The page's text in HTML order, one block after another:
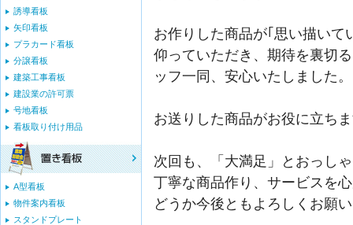
お作りした商品が｢思い描いて
仰っていただき、期待を裏切
ッフ一同、安心いたしました。
お送りした商品がお役に立ち
次回も、「大満足」とおっし
丁寧な商品作り、サービスを
どうか今後ともよろしくお願
誘導看板
矢印看板
プラカード看板
分譲看板
建築工事看板
建設業の許可票
号地看板
看板取り付け用品
A型看板
物件案内看板
スタンドプレート